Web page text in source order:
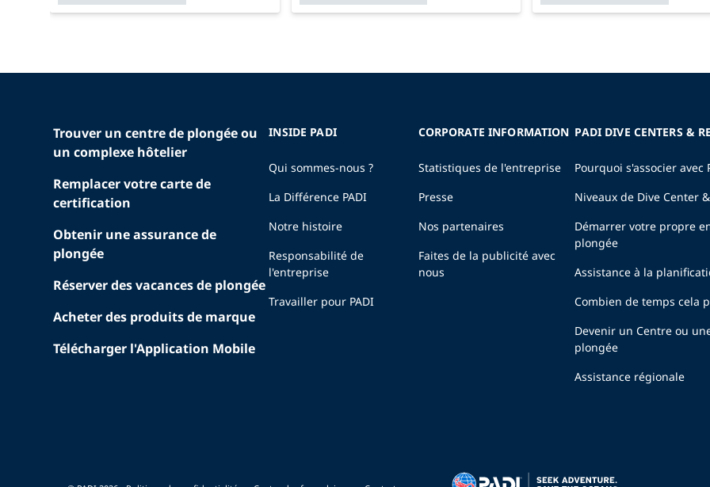
Trouver un centre de plongée ou
un complexe hôtelier
Remplacer votre carte de
certification
Obtenir une assurance de
plongée
Réserver des vacances de plongée
Acheter des produits de marque
Télécharger l'Application Mobile
INSIDE PADI
Qui sommes-nous ?
La Différence PADI
Notre histoire
Responsabilité de
l'entreprise
Travailler pour PADI
CORPORATE INFORMATION
Statistiques de l'entreprise
Presse
Nos partenaires
Faites de la publicité avec
nous
PADI DIVE CENTERS &
Pourquoi s'associer avec
Niveaux de Dive Center
Démarrer votre propre
plongée
Assistance à la
Combien de temps cela
Devenir un Centre ou
plongée
Assistance régionale